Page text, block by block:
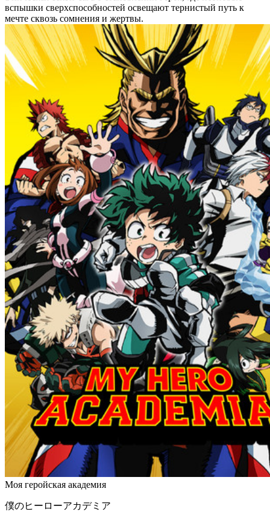
вспышки сверхспособностей освещают тернистый путь к
мечте сквозь сомнения и жертвы.
Моя геройская академия
僕のヒーローアカデミア